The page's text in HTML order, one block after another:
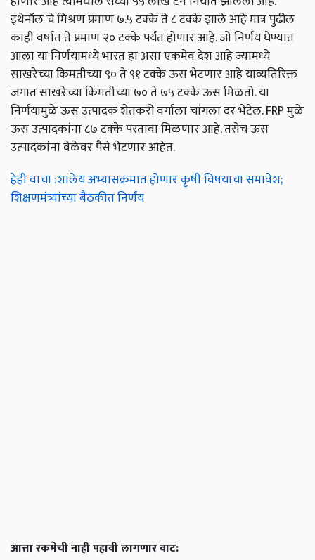
इथेनॉल चे मिश्रण प्रमाण ७.५ टक्के ते ८ टक्के झाले आहे मात्र पुढील
काही वर्षात ते प्रमाण २० टक्के पर्यंत होणार आहे. जो निर्णय घेण्यात
आला या निर्णयामध्ये भारत हा असा एकमेव देश आहे ज्यामध्ये
साखरेच्या किमतीच्या ९० ते ९१ टक्के ऊस भेटणार आहे याव्यतिरिक्त
जगात साखरेच्या किमतीच्या ७० ते ७५ टक्के ऊस मिळतो. या
निर्णयामुळे ऊस उत्पादक शेतकरी वर्गाला चांगला दर भेटेल. FRP मुळे
ऊस उत्पादकांना ८७ टक्के परतावा मिळणार आहे. तसेच ऊस
उत्पादकांना वेळेवर पैसे भेटणार आहेत.
हेही वाचा :शालेय अभ्यासक्रमात होणार कृषी विषयाचा समावेश;
शिक्षणमंत्र्यांच्या बैठकीत निर्णय
आत्ता रकमेची नाही पहावी लागणार वाट: